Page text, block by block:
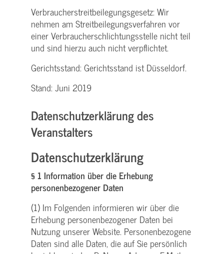
Verbraucher­streitbeilegungs­gesetz: Wir
nehmen am Streit­beilegungs­verfahren vor
einer Verbraucher­schlichtungs­stelle nicht teil
und sind hierzu auch nicht verpflichtet.
Gerichtsstand: Gerichtsstand ist Düsseldorf.
Stand: Juni 2019
Datenschutzerklärung des
Veranstalters
Datenschutzerklärung
§ 1 Information über die Erhebung
personenbezogener Daten
(1) Im Folgenden informieren wir über die
Erhebung personenbezogener Daten bei
Nutzung unserer Website. Personenbezogene
Daten sind alle Daten, die auf Sie persönlich